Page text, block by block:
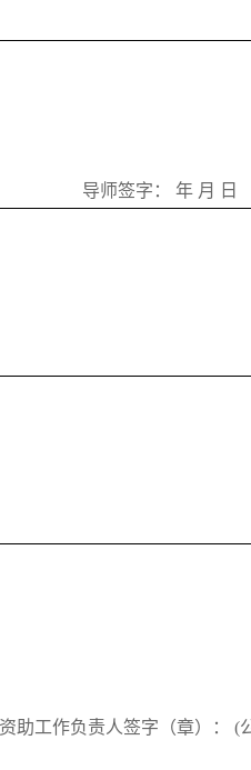
导师签字： 年 月 日
助工作负责人签字（章）：
(